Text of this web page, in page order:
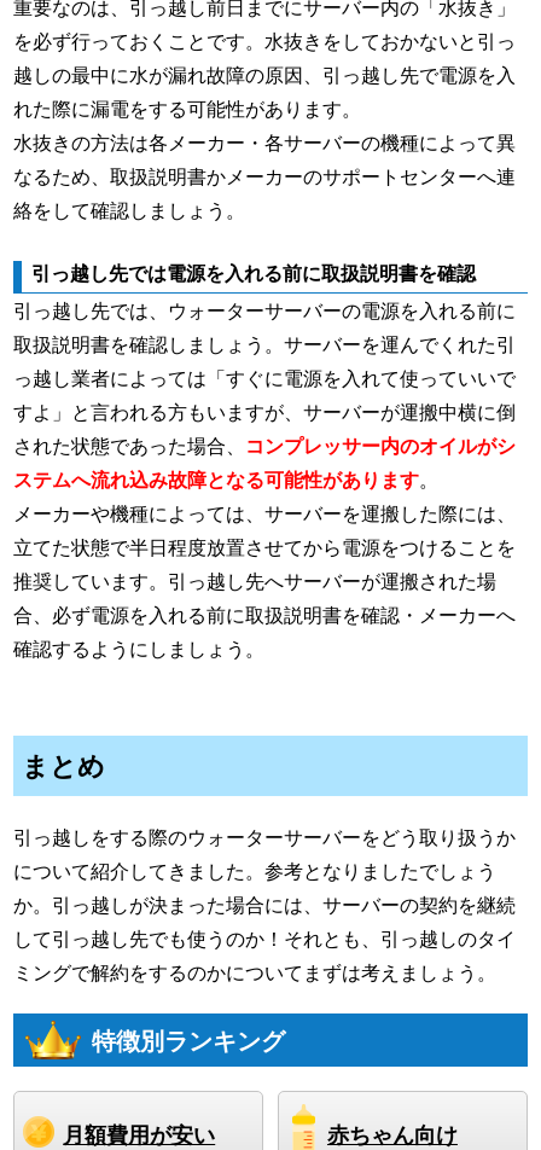
重要なのは、引っ越し前日までにサーバー内の「水抜き」
を必ず行っておくことです。水抜きをしておかないと引っ
越しの最中に水が漏れ故障の原因、引っ越し先で電源を入
れた際に漏電をする可能性があります。
水抜きの方法は各メーカー・各サーバーの機種によって異
なるため、取扱説明書かメーカーのサポートセンターへ連
絡をして確認しましょう。
引っ越し先では電源を入れる前に取扱説明書を確認
引っ越し先では、ウォーターサーバーの電源を入れる前に
取扱説明書を確認しましょう。サーバーを運んでくれた引
っ越し業者によっては「すぐに電源を入れて使っていいで
すよ」と言われる方もいますが、サーバーが運搬中横に倒
された状態であった場合、 コンプレッサー内のオイルがシ
ステムへ流れ込み故障となる可能性があります。
メーカーや機種によっては、サーバーを運搬した際には、
立てた状態で半日程度放置させてから電源をつけることを
推奨しています。引っ越し先へサーバーが運搬された場
合、必ず電源を入れる前に取扱説明書を確認・メーカーへ
確認するようにしましょう。
まとめ
引っ越しをする際のウォーターサーバーをどう取り扱うか
について紹介してきました。参考となりましたでしょう
か。引っ越しが決まった場合には、サーバーの契約を継続
して引っ越し先でも使うのか！それとも、引っ越しのタイ
ミングで解約をするのかについてまずは考えましょう。
特徴別ランキング
月額費用が安い 赤ちゃん向け